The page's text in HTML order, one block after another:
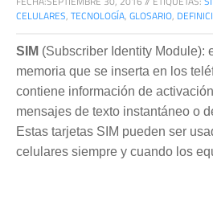
CELULARES, TECNOLOGÍA, GLOSARIO,
SIM (Subscriber Identity Module):
memoria que se inserta en los
contiene información de
mensajes de texto instantáneo o
Estas tarjetas SIM pueden ser
celulares siempre y cuando los